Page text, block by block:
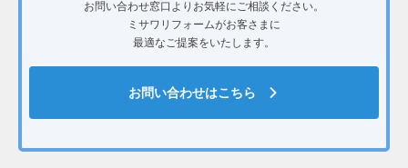
お問い合わせ窓口よりお気軽にご相談ください。
ミサワリフォームがお客さまに
最適なご提案をいたします。
お問い合わせはこちら